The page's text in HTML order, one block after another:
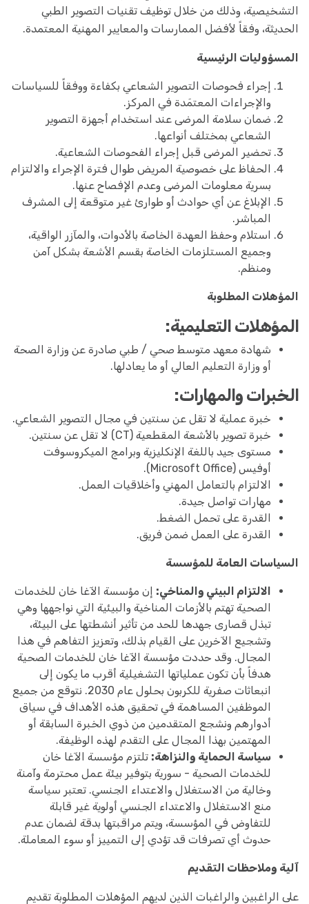
التشخيصية، وذلك من خلال توظيف تقنيات التصوير الطبي
الحديثة، وفقاً لأفضل الممارسات والمعايير المهنية المعتمدة.
المسؤوليات الرئيسية
إجراء فحوصات التصوير الشعاعي بكفاءة ووفقاً للسياسات
والإجراءات المعتمَدة في المركز.
ضمان سلامة المرضى عند استخدام أجهزة التصوير
الشعاعي بمختلف أنواعها.
تحضير المرضى قبل إجراء الفحوصات الشعاعية.
الحفاظ على خصوصية المريض طوال فترة الإجراء والالتزام
بسرية معلومات المرضى وعدم الإفصاح عنها.
الإبلاغ عن أي حوادث أو طوارئ غير متوقعة إلى المشرف
المباشر.
استلام وحفظ العهدة الخاصة بالأدوات، والمآزر الواقية،
وجميع المستلزمات الخاصة بقسم الأشعة بشكل آمن
ومنظم.
المؤهلات المطلوبة
المؤهلات التعليمية:
شهادة معهد متوسط صحي / طبي صادرة عن وزارة الصحة
أو وزارة التعليم العالي أو ما يعادلها.
الخبرات والمهارات:
خبرة عملية لا تقل عن سنتين في مجال التصوير الشعاعي.
خبرة تصوير بالأشعة المقطعية (CT) لا تقل عن سنتين.
مستوى جيد باللغة الإنكليزية وبرامج الميكروسوفت
أوفيس (Microsoft Office).
الالتزام بالتعامل المهني وأخلاقيات العمل.
مهارات تواصل جيدة.
القدرة على تحمل الضغط.
القدرة على العمل ضمن فريق.
السياسات العامة للمؤسسة
الالتزام البيئي والمناخي: إن مؤسسة الآغا خان للخدمات
الصحية تهتم بالأزمات المناخية والبيئية التي نواجهها وهي
تبذل قصارى جهدها للحد من تأثير أنشطتها على البيئة،
وتشجيع الآخرين على القيام بذلك، وتعزيز التفاهم في هذا
المجال. وقد حددت مؤسسة الآغا خان للخدمات الصحية
هدفاً بأن تكون عملياتها التشغيلية أقرب ما يكون إلى
انبعاثات صفرية للكربون بحلول عام 2030. نتوقع من جميع
الموظفين المساهمة في تحقيق هذه الأهداف في سياق
أدوارهم ونشجع المتقدمين من ذوي الخبرة السابقة أو
المهتمين بهذا المجال على التقدم لهذه الوظيفة.
سياسة الحماية والنزاهة: تلتزم مؤسسة الآغا خان
للخدمات الصحية - سورية بتوفير بيئة عمل محترمة وآمنة
وخالية من الاستغلال والاعتداء الجنسي. تعتبر سياسة
منع الاستغلال والاعتداء الجنسي أولوية غير قابلة
للتفاوض في المؤسسة، ويتم مراقبتها بدقة لضمان عدم
حدوث أي تصرفات قد تؤدي إلى التمييز أو سوء المعاملة.
آلية وملاحظات التقديم
على الراغبين والراغبات الذين لديهم المؤهلات المطلوبة تقديم